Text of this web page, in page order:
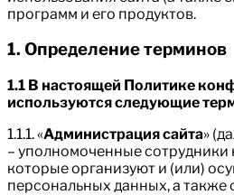
программ и его продуктов.
1. Определение терминов
1.1 В настоящей Политике
используются следующие
1.1.1. «Администрация сайта»
– уполномоченные сотрудники
которые организуют и (или)
персональных данных, а также